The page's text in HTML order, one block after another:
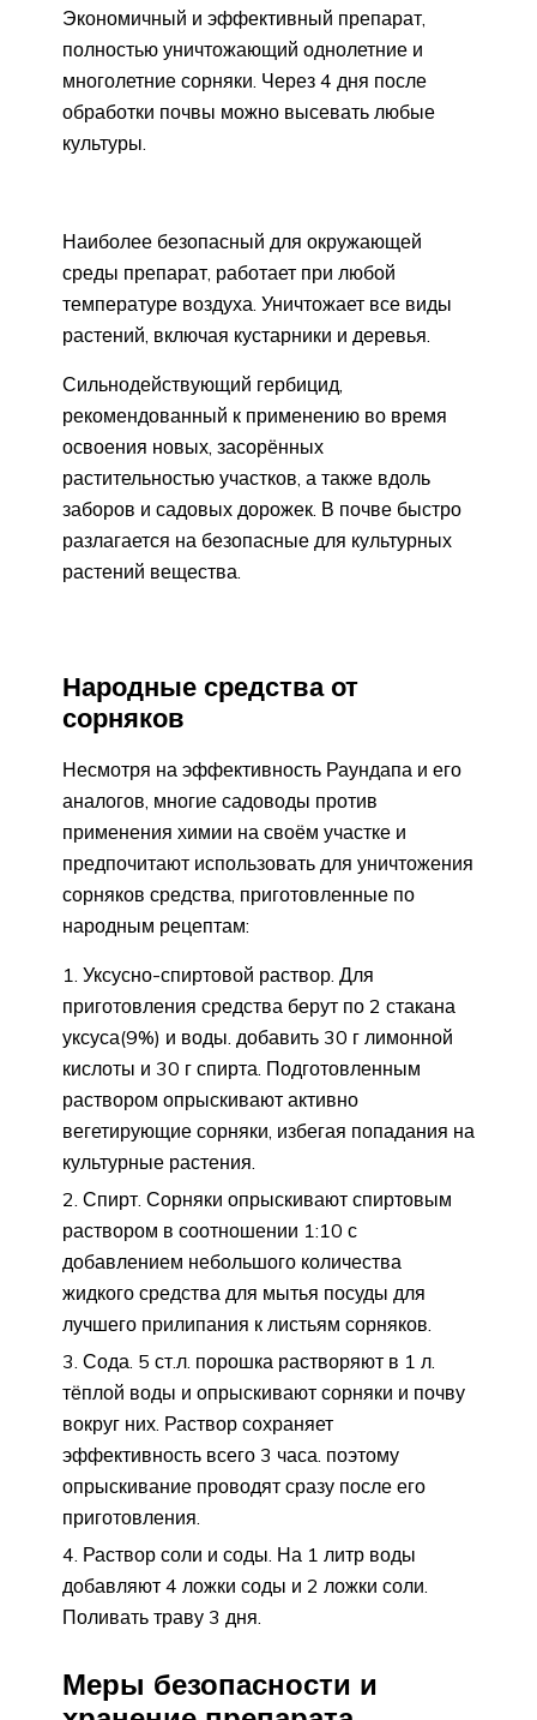
Экономичный и эффективный препарат,
полностью уничтожающий однолетние и
многолетние сорняки. Через 4 дня после
обработки почвы можно высевать любые
культуры.
Наиболее безопасный для окружающей
среды препарат, работает при любой
температуре воздуха. Уничтожает все виды
растений, включая кустарники и деревья.
Сильнодействующий гербицид,
рекомендованный к применению во время
освоения новых, засорённых
растительностью участков, а также вдоль
заборов и садовых дорожек. В почве быстро
разлагается на безопасные для культурных
растений вещества.
Народные средства от
сорняков
Несмотря на эффективность Раундапа и его
аналогов, многие садоводы против
применения химии на своём участке и
предпочитают использовать для уничтожения
сорняков средства, приготовленные по
народным рецептам:
Уксусно-спиртовой раствор. Для
приготовления средства берут по 2 стакана
уксуса(9%) и воды. добавить 30 г лимонной
кислоты и 30 г спирта. Подготовленным
раствором опрыскивают активно
вегетирующие сорняки, избегая попадания на
культурные растения.
Спирт. Сорняки опрыскивают спиртовым
раствором в соотношении 1:10 с
добавлением небольшого количества
жидкого средства для мытья посуды для
лучшего прилипания к листьям сорняков.
Сода. 5 ст.л. порошка растворяют в 1 л.
тёплой воды и опрыскивают сорняки и почву
вокруг них. Раствор сохраняет
эффективность всего 3 часа. поэтому
опрыскивание проводят сразу после его
приготовления.
Раствор соли и соды. На 1 литр воды
добавляют 4 ложки соды и 2 ложки соли.
Поливать траву 3 дня.
Меры безопасности и